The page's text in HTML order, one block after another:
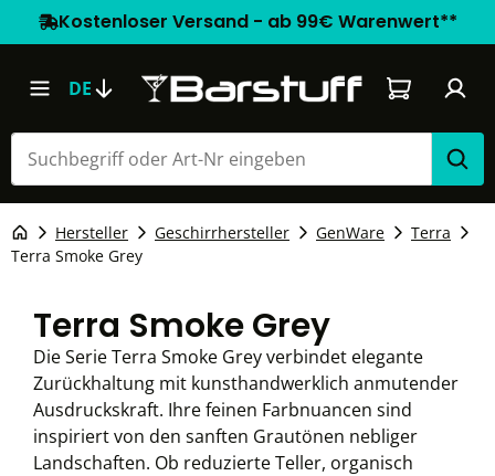
Kostenloser Versand - ab 99€ Warenwert**
DE Warenkorb
Hersteller Geschirrhersteller GenWare
Terra
Terra Smoke Grey
Terra Smoke Grey
Die Serie Terra Smoke Grey verbindet elegante
Zurückhaltung mit kunsthandwerklich anmutender
Ausdruckskraft. Ihre feinen Farbnuancen sind
inspiriert von den sanften Grautönen nebliger
Landschaften. Ob reduzierte Teller, organisch